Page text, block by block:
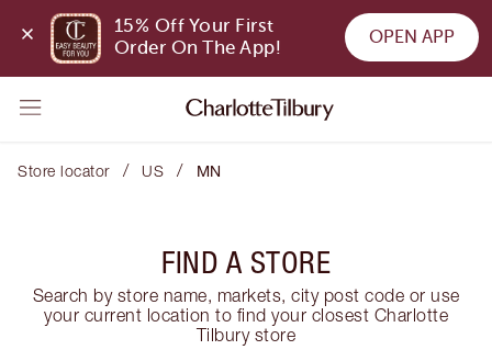
15% Off Your First
Order On The App!
OPEN APP
Store locator / US / MN
FIND A STORE
Search by store name, markets, city post code or use
your current location to find your closest Charlotte
Tilbury store